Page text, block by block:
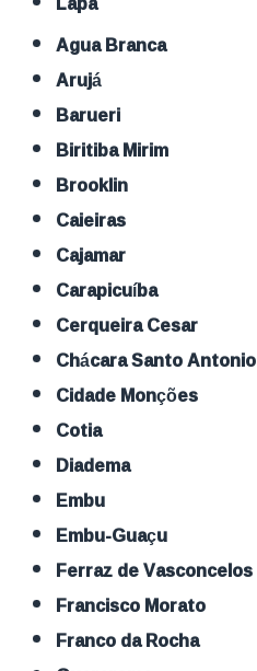
Agua Branca
Arujá
Barueri
Biritiba Mirim
Brooklin
Caieiras
Cajamar
Carapicuíba
Cerqueira Cesar
Chácara Santo Antonio
Cidade Monções
Cotia
Diadema
Embu
Embu-Guaçu
Ferraz de Vasconcelos
Francisco Morato
Franco da Rocha